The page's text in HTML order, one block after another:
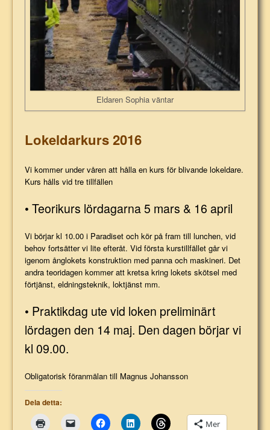
Eldaren Sophia väntar
Lokeldarkurs 2016
Vi kommer under våren att hålla en kurs för blivande lokeldare.
Kurs hålls vid tre tillfällen
• Teorikurs lördagarna 5 mars & 16 april
Vi börjar kl 10.00 i Paradiset och kör på fram till lunchen, vid
behov fortsätter vi lite efteråt. Vid första kurstillfället går vi
igenom ånglokets konstruktion med panna och maskineri. Det
andra teoridagen kommer att kretsa kring lokets skötsel med
förtjänst, eldningsteknik, loktjänst mm.
• Praktikdag ute vid loken preliminärt
lördagen den 14 maj. Den dagen börjar vi
kl 09.00.
Obligatorisk föranmälan till Magnus Johansson
Dela detta:
Mer